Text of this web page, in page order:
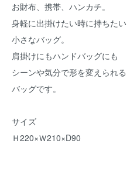
お財布、携帯、ハンカチ。
身軽に出掛けたい時に持ちたい
小さなバッグ。
肩掛けにもハンドバッグにも
シーンや気分で形を変えられる
バッグです。
サイズ
Ｈ220×Ｗ210×D90